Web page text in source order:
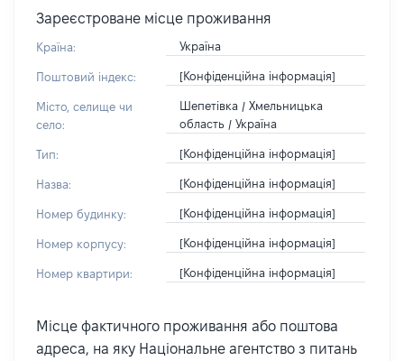
Зареєстроване місце проживання
Країна: Україна
Поштовий індекс: [Конфіденційна інформація]
Місто, селище чи
село:
Шепетівка / Хмельницька
область / Україна
Тип: [Конфіденційна інформація]
Назва: [Конфіденційна інформація]
Номер будинку: [Конфіденційна інформація]
Номер корпусу: [Конфіденційна інформація]
Номер квартири: [Конфіденційна інформація]
Місце фактичного проживання або поштова
адреса, на яку Національне агентство з питань